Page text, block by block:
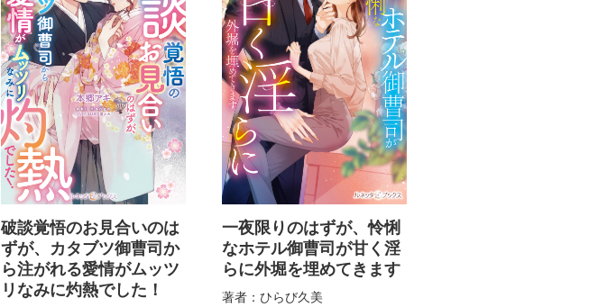
破談覚悟のお見合いのは
ずが、カタブツ御曹司か
ら注がれる愛情がムッツ
リなみに灼熱でした！
一夜限りのはずが、怜悧
なホテル御曹司が甘く淫
らに外堀を埋めてきます
著者：ひらび久美